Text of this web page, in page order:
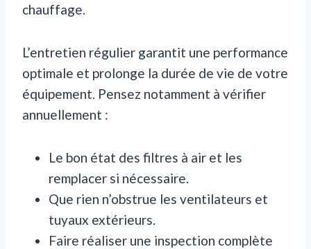
chauffage.
L’entretien régulier garantit une performance
optimale et prolonge la durée de vie de votre
équipement. Pensez notamment à vérifier
annuellement :
Le bon état des filtres à air et les
remplacer si nécessaire.
Que rien n’obstrue les ventilateurs et
tuyaux extérieurs.
Faire réaliser une inspection complète